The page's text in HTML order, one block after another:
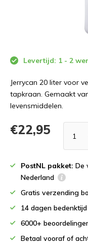
Levertijd: 1 - 2
Jerrycan 20 liter voor
tapkraan. Gemaakt
levensmiddelen.
€22,95
PostNL pakket: De
Nederland
Gratis verzending
14 dagen bedenktijd
6000+
Betaal vooraf of